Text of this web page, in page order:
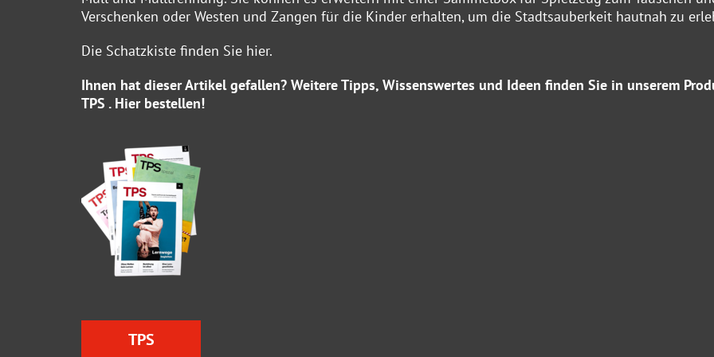
Verschenken oder Westen und Zangen für die Kinder erhalten, um die Stadtsauberkeit hautnah zu
Die Schatzkiste finden Sie hier.
Ihnen hat dieser Artikel gefallen? Weitere Tipps, Wissenswertes und Ideen finden Sie in unserem
TPS . Hierbestellen!
TPS